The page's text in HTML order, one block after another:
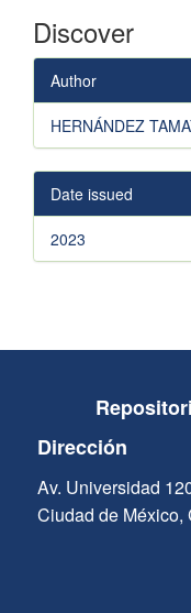
Discover
Author
HERNÁNDEZ
Date issued
2023
Dirección
Av. Universidad
Ciudad de México,